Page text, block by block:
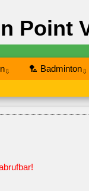
Point
⇩ 🏸 Badminton⇩